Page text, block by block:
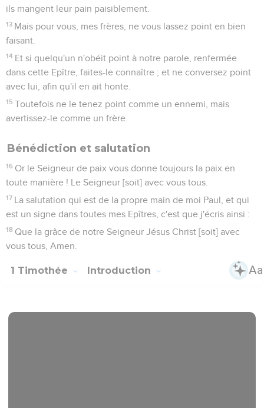
ils mangent leur pain paisiblement.
13 Mais pour vous, mes frères, ne vous lassez point en bien
faisant.
14 Et si quelqu'un n'obéit point à notre parole, renfermée
dans cette Epître, faites-le connaître ; et ne conversez point
avec lui, afin qu'il en ait honte.
15 Toutefois ne le tenez point comme un ennemi, mais
avertissez-le comme un frère.
Bénédiction et salutation
16 Or le Seigneur de paix vous donne toujours la paix en
toute manière ! Le Seigneur [soit] avec vous tous.
17 La salutation qui est de la propre main de moi Paul, et qui
est un signe dans toutes mes Epîtres, c'est que j'écris ainsi :
18 Que la grâce de notre Seigneur Jésus Christ [soit] avec
vous tous, Amen.
1 Timothée Introduction